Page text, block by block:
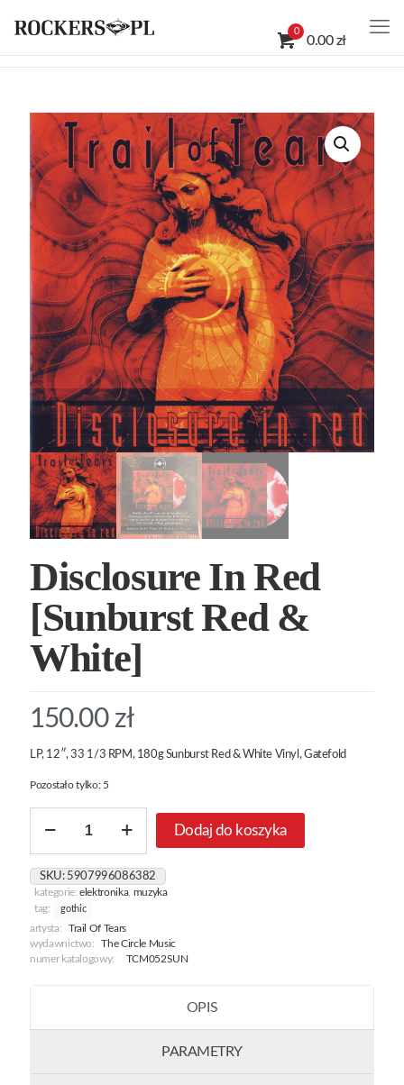
0
0.00 zł
Disclosure In Red
[Sunburst Red &
White]
150.00 zł
LP, 12″, 33 1/3 RPM, 180g Sunburst Red & White Vinyl, Gatefold
Pozostało tylko: 5
Disclosure
Red
[Sunburst
White]
Dodaj do koszyka
SKU: 5907996086382
kategorie:elektronika, muzyka
tag:
gothic
artysta:
Trail Of Tears
wydawnictwo:
The Circle Music
numer katalogowy:
TCM052SUN
OPIS
PARAMETRY